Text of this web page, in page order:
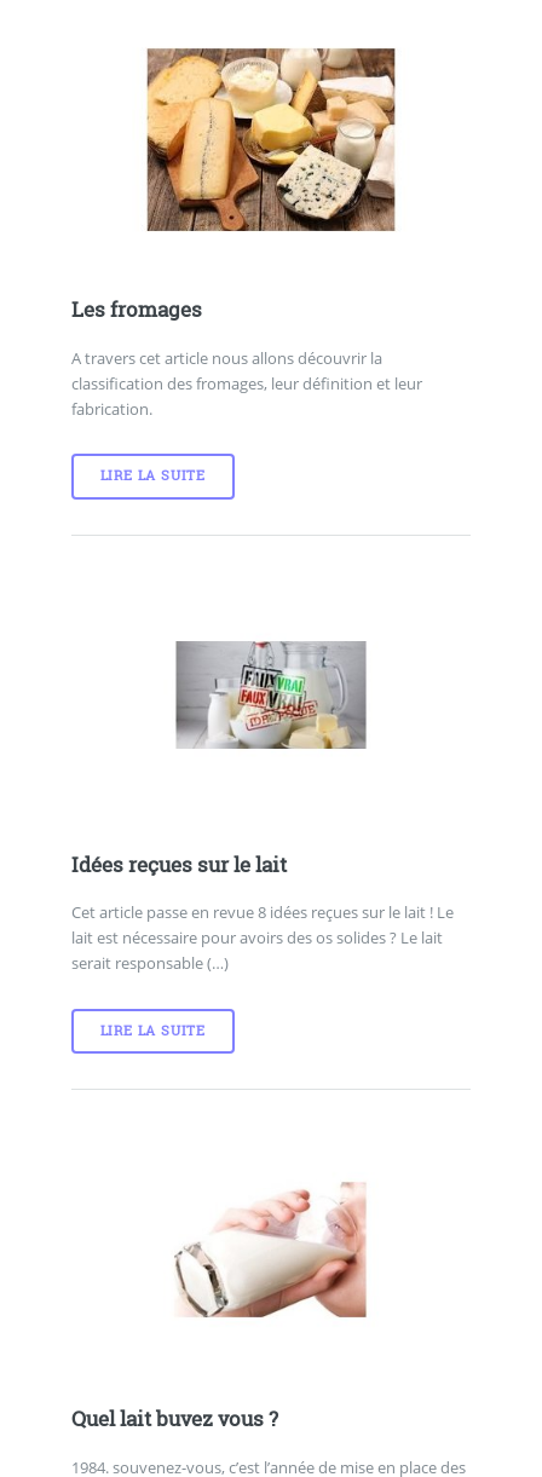
Les fromages
A travers cet article nous allons découvrir la
classification des fromages, leur définition et leur
fabrication.
LIRE LA SUITE
Idées reçues sur le lait
Cet article passe en revue 8 idées reçues sur le lait ! Le
lait est nécessaire pour avoirs des os solides ? Le lait
serait responsable (…)
LIRE LA SUITE
Quel lait buvez vous ?
1984. souvenez-vous, c’est l’année de mise en place des